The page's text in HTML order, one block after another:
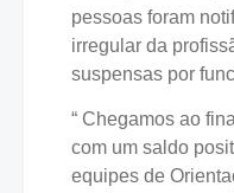
pessoas foram
irregular da
suspensas por
“ Chegamos ao
com um saldo
equipes de